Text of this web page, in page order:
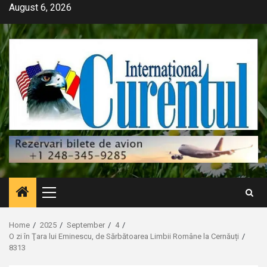
Skip
content
August 6, 2026
Primary
Menu
Home 2025 September
4
O zi în Ţara lui Eminescu, de Sărbătoarea Limbii Române la Cernăuți
8313